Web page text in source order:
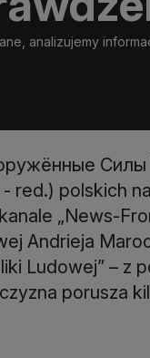
analizujemy
red.) polskich
„News-
Andrieja
Ludowej” – z
porusza